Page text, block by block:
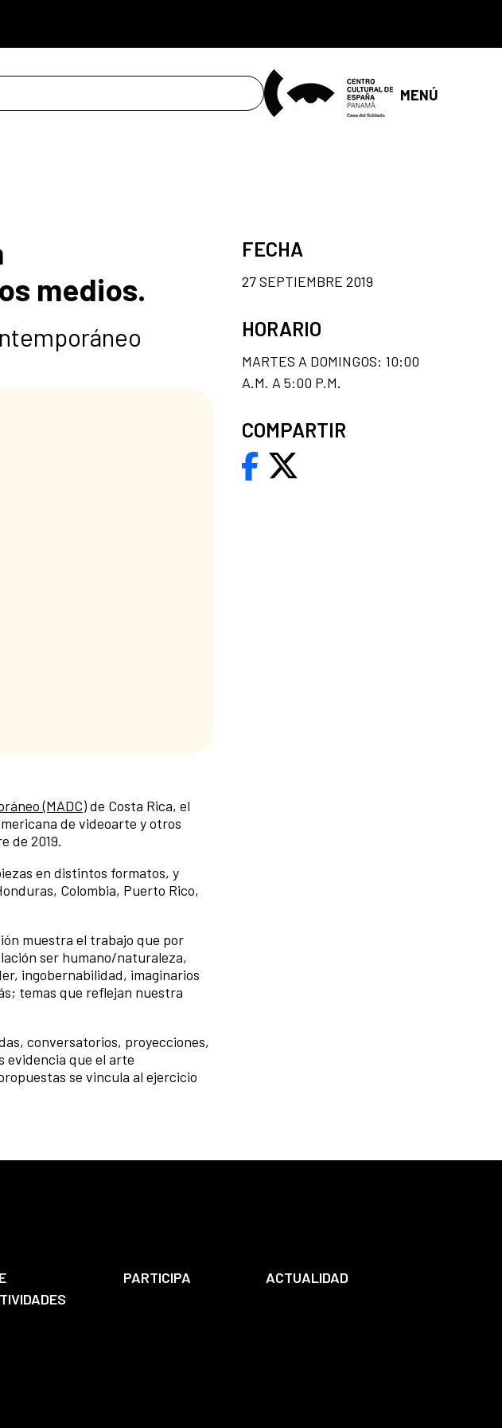
MENÚ
medios.
(MADC)de Costa Rica, el
de videoarte y otros
de 2019.
en distintos formatos, y
Colombia, Puerto Rico,
muestra el trabajo que por
ser humano/naturaleza,
ingobernabilidad, imaginarios
temas que reflejan nuestra
conversatorios, proyecciones,
evidencia que el arte
se vincula al ejercicio
FECHA
27 SEPTIEMBRE 2019
HORARIO
MARTES A DOMINGOS: 10:00
A.M. A 5:00 P.M.
COMPARTIR
PARTICIPA
ACTUALIDAD